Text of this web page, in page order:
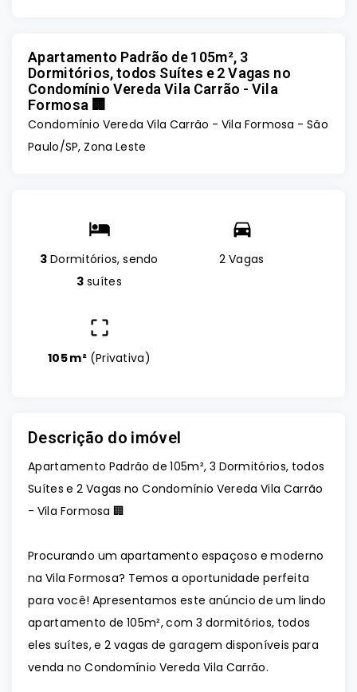
Apartamento Padrão de 105m², 3
Dormitórios, todos Suítes e 2 Vagas no
Condomínio Vereda Vila Carrão - Vila
Formosa 🏢
Condomínio Vereda Vila Carrão - Vila Formosa - São
Paulo/SP, Zona Leste
3 Dormitórios, sendo
3 suítes
2 Vagas
105 m² (Privativa)
Descrição do imóvel
Apartamento Padrão de 105m², 3 Dormitórios, todos
Suítes e 2 Vagas no Condomínio Vereda Vila Carrão
- Vila Formosa 🏢
Procurando um apartamento espaçoso e moderno
na Vila Formosa? Temos a oportunidade perfeita
para você! Apresentamos este anúncio de um lindo
apartamento de 105m², com 3 dormitórios, todos
eles suítes, e 2 vagas de garagem disponíveis para
venda no Condomínio Vereda Vila Carrão.